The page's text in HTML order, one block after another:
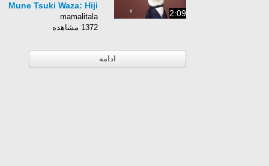
2:09
Mune Tsuki Waza: Hiji
Otoshi Ukenagashi
Tenken
mamalitala
1372 مشاهده
ادامه